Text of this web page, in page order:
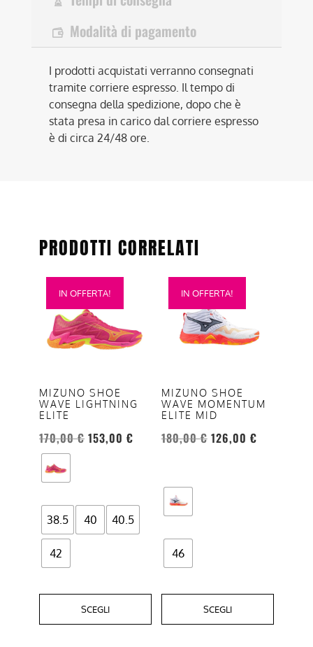
Modalità di pagamento
I prodotti acquistati verranno consegnati
tramite corriere espresso. Il tempo di
consegna della spedizione, dopo che è
stata presa in carico dal corriere espresso
è di circa 24/48 ore.
PRODOTTI CORRELATI
IN OFFERTA!
MIZUNO SHOE
WAVE LIGHTNING
ELITE
170,00€ 153,00 €
38.5 40 40.5
42
SCEGLI
Questo
prodotto
più
varianti.
opzioni
possono
scelte
nella
pagina
prodotto
IN OFFERTA!
MIZUNO SHOE
WAVE MOMENTUM
ELITE MID
180,00€ 126,00 €
46
SCEGLI
Questo
prodotto
opzioni
possono
scelte
del
prodotto